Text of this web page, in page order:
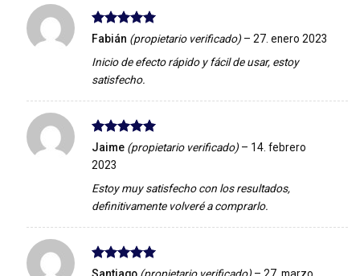
Valorado
de 5
Fabián (propietario verificado) – 27. enero 2023
Inicio de efecto rápido y fácil de usar, estoy
satisfecho.
Valorado
con
de 5
Jaime (propietario verificado) – 14. febrero
2023
Estoy muy satisfecho con los resultados,
definitivamente volveré a comprarlo.
Valorado
Santiago (propietario verificado) – 27. marzo